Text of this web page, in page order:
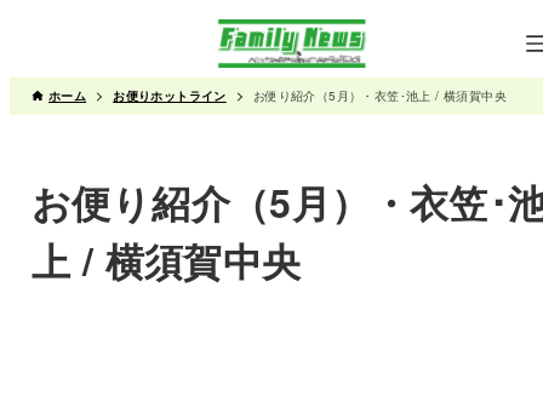
ホーム お便りホットライン お便り紹介（5月）・衣笠･池上 / 横須賀中央
お便り紹介（5月）・衣笠･
上 / 横須賀中央